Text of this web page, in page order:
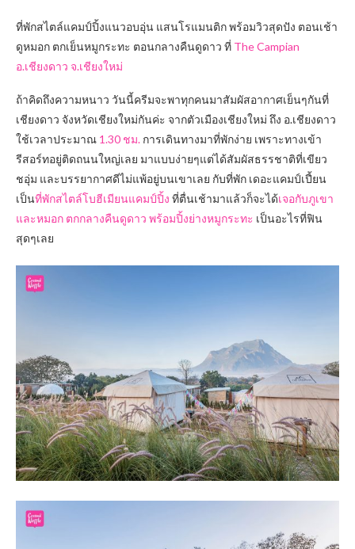
ที่พักสไตล์แคมป์ปิ้งแนวอบอุ่น แสนโรแมนติก พร้อมวิวสุดปัง ตอนเช้า
ดูหมอก ตกเย็นหมูกระทะ ตอนกลางคืนดูดาว ที่ The Campian
อ.เชียงดาว จ.เชียงใหม่
ถ้าคิดถึงความหนาว วันนี้ครีมจะพาทุกคนมาสัมผัสอากาศเย็นๆกันที่
เชียงดาว จังหวัดเชียงใหม่กันค่ะ จากตัวเมืองเชียงใหม่ ถึง อ.เชียงดาว
ใช้เวลาประมาณ 1.30 ชม. การเดินทางมาที่พักง่าย เพราะทางเข้า
รีสอร์ทอยู่ติดถนนใหญ่เลย มาแบบง่ายๆแต่ได้สัมผัสธรรชาติที่เขียว
ชอุ่ม และบรรยากาศดีไม่แพ้อยู่บนเขาเลย กับที่พัก เดอะแคมป์เปี้ยน
เป็นที่พักสไตล์โบฮีเมียนแคมป์ปิ้ง ที่ตื่นเช้ามาแล้วก็จะได้เจอกับภูเขา
และหมอก ตกกลางคืนดูดาว พร้อมปิ้งย่างหมูกระทะ เป็นอะไรที่ฟิน
สุดๆเลย